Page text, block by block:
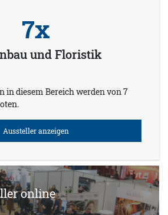
7x
und Floristik
in diesem Bereich werden von 7
Aussteller anzeigen
online